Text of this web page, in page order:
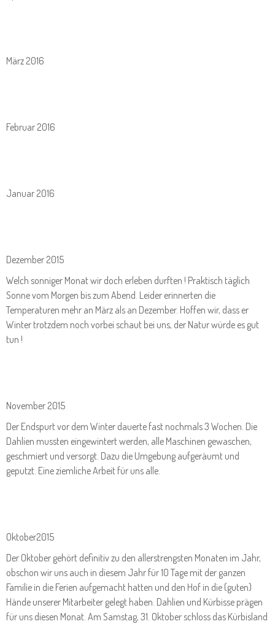
März 2016
Februar 2016
Januar 2016
Dezember 2015
Welch sonniger Monat wir doch erleben durften ! Praktisch täglich
Sonne vom Morgen bis zum Abend. Leider erinnerten die
Temperaturen mehr an März als an Dezember. Hoffen wir, dass er
Winter trotzdem noch vorbei schaut bei uns, der Natur würde es gut
tun !
November 2015
Der Endspurt vor dem Winter dauerte fast nochmals 3 Wochen. Die
Dahlien mussten eingewintert werden, alle Maschinen gewaschen,
geschmiert und versorgt. Dazu die Umgebung aufgeräumt und
geputzt. Eine ziemliche Arbeit für uns alle.
Oktober2015
Der Oktober gehört definitiv zu den allerstrengsten Monaten im Jahr,
obschon wir uns auch in diesem Jahr für 10 Tage mit der ganzen
Familie in die Ferien aufgemacht hatten und den Hof in die (guten)
Hände unserer Mitarbeiter gelegt haben. Dahlien und Kürbisse prägen
für uns diesen Monat. Am Samstag, 31. Oktober schloss das Kürbisland